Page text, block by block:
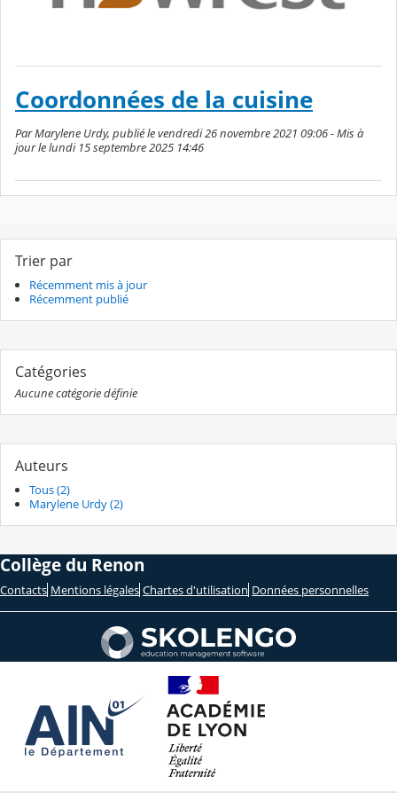
Coordonnées de la cuisine
Par Marylene Urdy, publié le vendredi 26 novembre 2021 09:06 - Mis à
jour le lundi 15 septembre 2025 14:46
Trier par
Récemment mis à jour
Récemment publié
Catégories
Aucune catégorie définie
Auteurs
Tous (2)
Marylene Urdy (2)
Collège du Renon
Contacts Mentions légales Chartes d'utilisation Données personnelles